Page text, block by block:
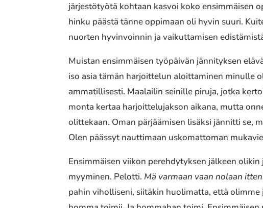
järjestötyötä kohtaan kasvoi koko ensimmäisen
hinku päästä tänne oppimaan oli hyvin suuri.
nuorten hyvinvoinnin ja vaikuttamisen
Muistan ensimmäisen työpäivän jännityksen
iso asia tämän harjoittelun aloittaminen minulle
ammatillisesti. Maalailin seinille piruja, jotka
monta kertaa harjoittelujakson aikana, mutta
olittekaan. Oman pärjäämisen lisäksi jännitti se,
Olen päässyt nauttimaan uskomattoman
Ensimmäisen viikon perehdytyksen jälkeen
myyminen. Pelotti. Mä varmaan vaan nolaan
pahin viholliseni, siitäkin huolimatta, että